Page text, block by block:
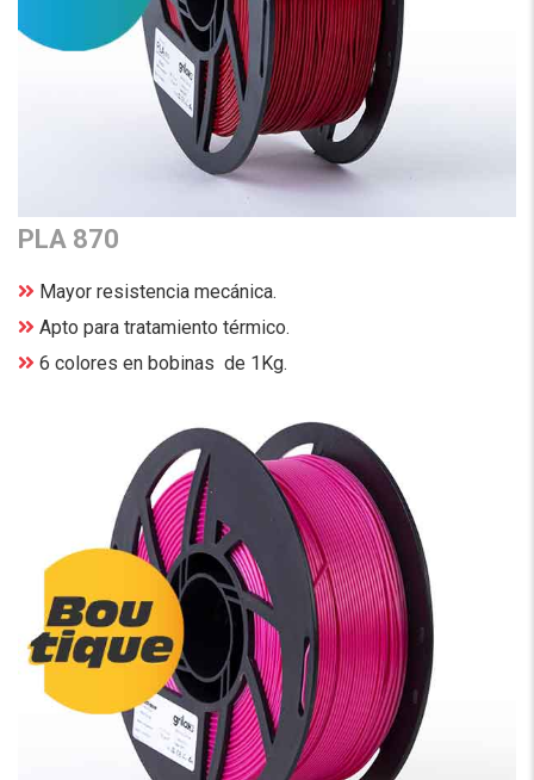
PLA 870
Mayor resistencia mecánica.
Apto para tratamiento térmico.
6 colores en bobinas de 1Kg.